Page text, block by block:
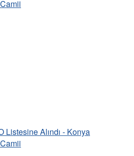
Alındı - Konya